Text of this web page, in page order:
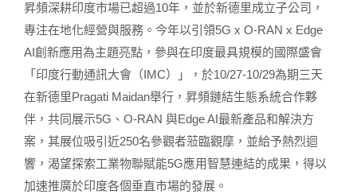
昇頻深耕印度市場已超過10年，並於新德里成立子公司，
專注在地化經營與服務。今年以引領5G x O-RAN x Edge
AI創新應用為主題亮點，參與在印度最具規模的國際盛會
「印度行動通訊大會（IMC）」，於10/27-10/29為期三天
在新德里Pragati Maidan舉行，昇頻鏈結生態系統合作夥
伴，共同展示5G、O-RAN 與Edge AI最新產品和解決方
案，其展位吸引近250名參觀者蒞臨觀摩，並給予熱烈迴
響，渴望探索工業物聯賦能5G應用智慧連結的成果，得以
加速推廣於印度各個垂直市場的發展。